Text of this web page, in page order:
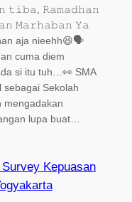
𝚝𝚒𝚋𝚊, 𝚁𝚊𝚖𝚊𝚍𝚑𝚊𝚗
𝙼𝚊𝚛𝚑𝚊𝚋𝚊𝚗 𝚈𝚊
aja nieehh😆🗣️
cuma diem
si itu tuh…👀 SMA
sebagai Sekolah
mengadakan
lupa buat…